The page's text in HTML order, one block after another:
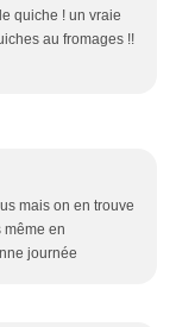
quiche ! un vraie
au fromages !!
mais on en trouve
même en
journée